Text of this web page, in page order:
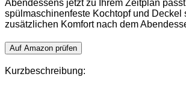
Abendessens jetzt zu Ihrem Zeitplan
spülmaschinenfeste Kochtopf und Deckel
zusätzlichen Komfort nach dem
Auf Amazon prüfen
Kurzbeschreibung: